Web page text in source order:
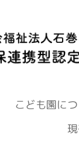
こども園に